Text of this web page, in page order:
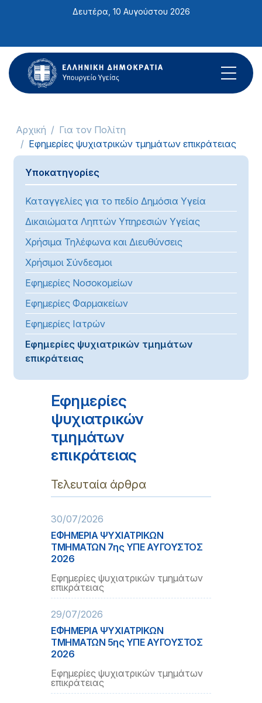
ιστότοπος
περιλαμβάνει
ένα
σύστημα
Δευτέρα, 10 Αυγούστου 2026
Αρχική
Για τον Πολίτη
Εφημερίες ψυχιατρικών τμημάτων επικράτειας
Υποκατηγορίες
Καταγγελίες για το πεδίο Δημόσια Υγεία
Δικαιώματα Ληπτών Υπηρεσιών Υγείας
Χρήσιμα Τηλέφωνα και Διευθύνσεις
Χρήσιμοι Σύνδεσμοι
Εφημερίες Νοσοκομείων
Εφημερίες Φαρμακείων
Εφημερίες Ιατρών
Εφημερίες ψυχιατρικών τμημάτων
επικράτειας
Εφημερίες
ψυχιατρικών
τμημάτων
επικράτειας
Τελευταία άρθρα
30/07/2026
ΕΦΗΜΕΡΙΑ ΨΥΧΙΑΤΡΙΚΩΝ
ΤΜΗΜΑΤΩΝ 7ης ΥΠΕ ΑΥΓΟΥΣΤΟΣ
2026
Εφημερίες ψυχιατρικών τμημάτων
επικράτειας
29/07/2026
ΕΦΗΜΕΡΙΑ ΨΥΧΙΑΤΡΙΚΩΝ
ΤΜΗΜΑΤΩΝ 5ης ΥΠΕ ΑΥΓΟΥΣΤΟΣ
2026
Εφημερίες ψυχιατρικών τμημάτων
επικράτειας